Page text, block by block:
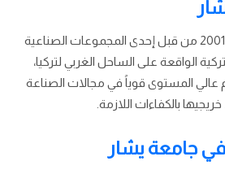
تأسست جامعة يشار عام 2001 من قبل إحدى المجموعات الصناعية
الواقعة على الساحل الغربي لتركيا،
عالي المستوى قوياً في مجالات الصناعة
بالكفاءات اللازمة.
جامعة يشار